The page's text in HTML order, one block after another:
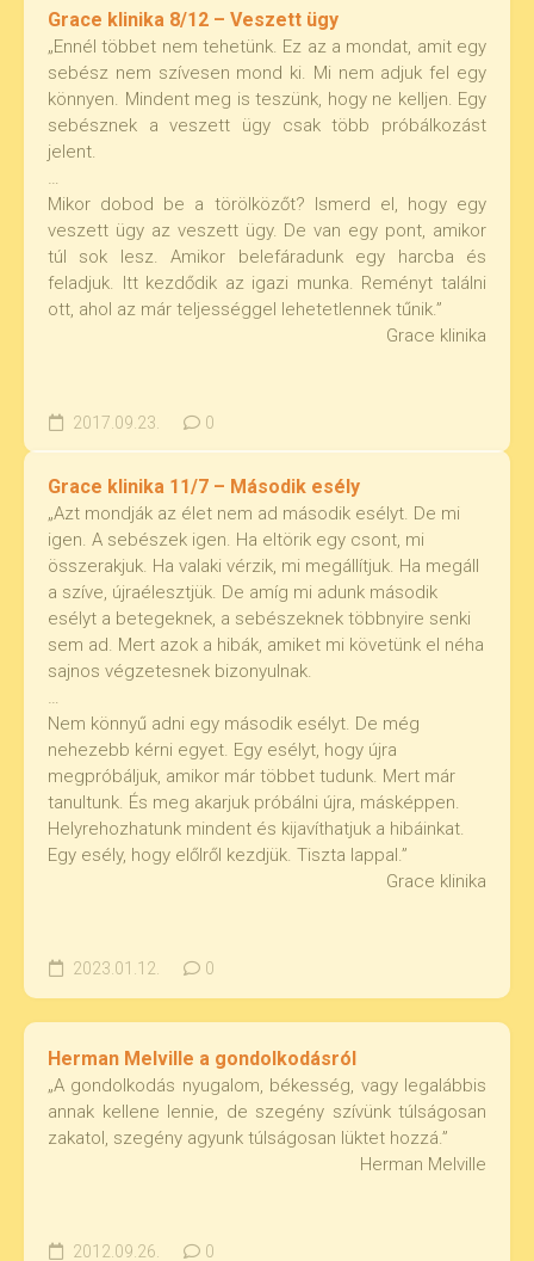
Grace klinika 8/12 – Veszett ügy
„Ennél többet nem tehetünk. Ez az a mondat, amit egy
sebész nem szívesen mond ki. Mi nem adjuk fel egy
könnyen. Mindent meg is teszünk, hogy ne kelljen. Egy
sebésznek a veszett ügy csak több próbálkozást
jelent.
…
Mikor dobod be a törölközőt? Ismerd el, hogy egy
veszett ügy az veszett ügy. De van egy pont, amikor
túl sok lesz. Amikor belefáradunk egy harcba és
feladjuk. Itt kezdődik az igazi munka. Reményt találni
ott, ahol az már teljességgel lehetetlennek tűnik.”
Grace klinika
2017.09.23. 0
Grace klinika 11/7 – Második esély
„Azt mondják az élet nem ad második esélyt. De mi
igen. A sebészek igen. Ha eltörik egy csont, mi
összerakjuk. Ha valaki vérzik, mi megállítjuk. Ha megáll
a szíve, újraélesztjük. De amíg mi adunk második
esélyt a betegeknek, a sebészeknek többnyire senki
sem ad. Mert azok a hibák, amiket mi követünk el néha
sajnos végzetesnek bizonyulnak.
…
Nem könnyű adni egy második esélyt. De még
nehezebb kérni egyet. Egy esélyt, hogy újra
megpróbáljuk, amikor már többet tudunk. Mert már
tanultunk. És meg akarjuk próbálni újra, másképpen.
Helyrehozhatunk mindent és kijavíthatjuk a hibáinkat.
Egy esély, hogy előlről kezdjük. Tiszta lappal.”
Grace klinika
2023.01.12. 0
Herman Melville a gondolkodásról
„A gondolkodás nyugalom, békesség, vagy legalábbis
annak kellene lennie, de szegény szívünk túlságosan
zakatol, szegény agyunk túlságosan lüktet hozzá.”
Herman Melville
2012.09.26. 0